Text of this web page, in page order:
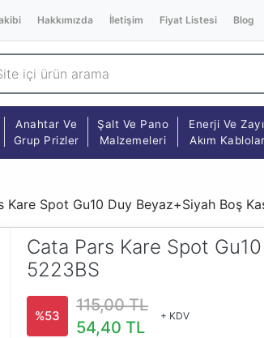
Hakkımızda İletişim Fiyat Listesi Blog
Anahtar Ve
Grup Prizler
Şalt Ve Pano
Malzemeleri
Enerji Ve
Akım
Kare Spot Gu10 Duy Beyaz+Siyah Boş
Cata Pars Kare Spot
5223BS
%53
115,00 TL
54,40 TL
+ KDV